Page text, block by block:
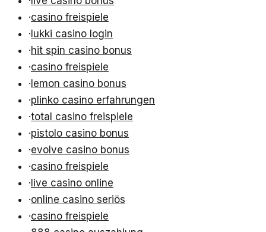
·casino freispiele
·lukki casino login
·hit spin casino bonus
·casino freispiele
·lemon casino bonus
·plinko casino erfahrungen
·total casino freispiele
·pistolo casino bonus
·evolve casino bonus
·casino freispiele
·live casino online
·online casino seriös
·casino freispiele